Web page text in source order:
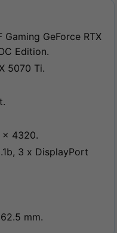
Gaming GeForce RTX
Edition.
5070 Ti.
x 4320.
3 x DisplayPort
mm.